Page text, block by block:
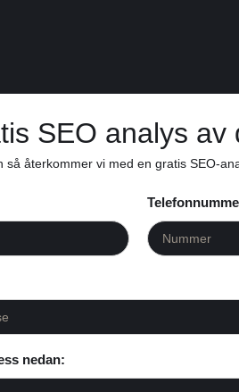
så återkommer vi med en gratis SEO-
nedan:
SEO analys av